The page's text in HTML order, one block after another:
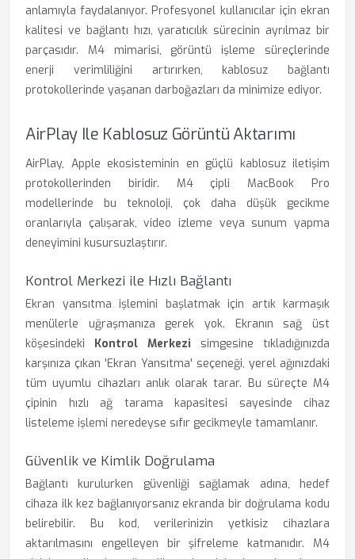
anlamıyla faydalanıyor. Profesyonel kullanıcılar için ekran
kalitesi ve bağlantı hızı, yaratıcılık sürecinin ayrılmaz bir
parçasıdır. M4 mimarisi, görüntü işleme süreçlerinde
enerji verimliliğini artırırken, kablosuz bağlantı
protokollerinde yaşanan darboğazları da minimize ediyor.
AirPlay Ile Kablosuz Görüntü Aktarımı
AirPlay, Apple ekosisteminin en güçlü kablosuz iletişim
protokollerinden biridir. M4 çipli MacBook Pro
modellerinde bu teknoloji, çok daha düşük gecikme
oranlarıyla çalışarak, video izleme veya sunum yapma
deneyimini kusursuzlaştırır.
Kontrol Merkezi ile Hızlı Bağlantı
Ekran yansıtma işlemini başlatmak için artık karmaşık
menülerle uğraşmanıza gerek yok. Ekranın sağ üst
köşesindeki Kontrol Merkezi simgesine tıkladığınızda
karşınıza çıkan 'Ekran Yansıtma' seçeneği, yerel ağınızdaki
tüm uyumlu cihazları anlık olarak tarar. Bu süreçte M4
çipinin hızlı ağ tarama kapasitesi sayesinde cihaz
listeleme işlemi neredeyse sıfır gecikmeyle tamamlanır.
Güvenlik ve Kimlik Doğrulama
Bağlantı kurulurken güvenliği sağlamak adına, hedef
cihaza ilk kez bağlanıyorsanız ekranda bir doğrulama kodu
belirebilir. Bu kod, verilerinizin yetkisiz cihazlara
aktarılmasını engelleyen bir şifreleme katmanıdır. M4